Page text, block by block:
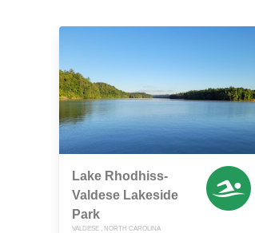
Lake Rhodhiss-
Valdese Lakeside
Park
VALDESE , NORTH CAROLINA